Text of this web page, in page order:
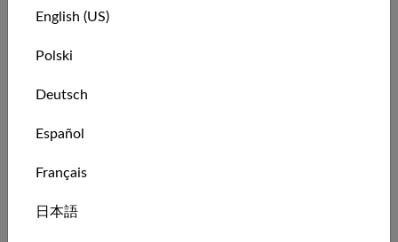
Clublocatie
49°48'N
+
−
English (US)
Polski
Deutsch
Español
Français
日本語